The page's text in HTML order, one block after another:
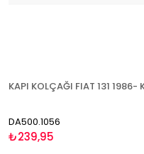
DA500.1056
₺239,95